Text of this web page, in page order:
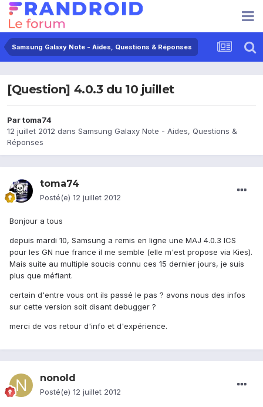
Samsung Galaxy Note - Aides, Questions & Réponses
[Question] 4.0.3 du 10 juillet
Partoma74
12 juillet 2012 dans Samsung Galaxy Note - Aides, Questions &
Réponses
toma74
Posté(e) 12 juillet 2012
Bonjour a tous
depuis mardi 10, Samsung a remis en ligne une MAJ 4.0.3 ICS
pour les GN nue france il me semble (elle m'est propose via Kies).
Mais suite au multiple soucis connu ces 15 dernier jours, je suis
plus que méfiant.
certain d'entre vous ont ils passé le pas ? avons nous des infos
sur cette version soit disant debugger ?
merci de vos retour d'info et d'expérience.
nonold
Posté(e) 12 juillet 2012